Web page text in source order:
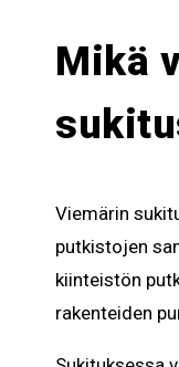
Mikä
Viemärin
putkistojen
kiinteistön
rakenteiden